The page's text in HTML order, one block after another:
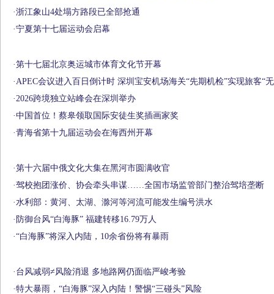
·浙江象山4处塌方路段已全部抢通
·宁夏第十七届运动会启幕
·第十七届北京奥运城市体育文化节开幕
·APEC会议进入百日倒计时 深圳宝安机场海关“先期机检”实现旅客“
·2026跨境独立站峰会在深圳举办
·中国首位！蔡皋领取国际安徒生奖插画家奖
·青海省第十九届运动会在海西州开幕
·第十六届中俄文化大集在黑河市圆满收官
·驾校抱团涨价、协会牵头串谋……全国市场监管部门整治驾培垄断
·水利部：黄河、太湖、滁河等河流可能发生编号洪水
· 防御台风“白海豚” 福建转移16.79万人
·“白海豚”将深入内陆，10余省份将有暴雨
· 台风减弱≠风险消退 多地路网仍面临严峻考验
·特大暴雨，“白海豚”深入内陆！警惕“三碰头”风险